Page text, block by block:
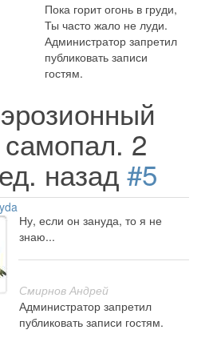
Пока горит огонь в груди,
Ты часто жало не луди.
Администратор запретил
публиковать записи
гостям.
2
назад #5
Ну, если он зануда, то я не
знаю...
Смирнов Андрей
Администратор запретил
публиковать записи гостям.